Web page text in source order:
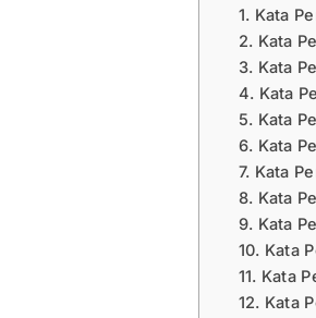
1. Kata
2. Kata
3. Kata
4. Kata
5. Kata
6. Kata
7. Kata
8. Kata
9. Kata
10. Kata
11. Kata
12. Kata